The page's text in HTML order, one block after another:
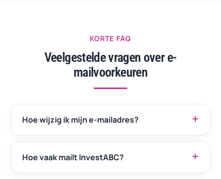
KORTE FAQ
Veelgestelde vragen over e-
mailvoorkeuren
Hoe wijzig ik mijn e-mailadres?
Hoe vaak mailt InvestABC?